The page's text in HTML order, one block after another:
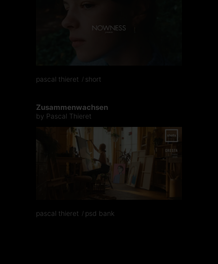
pascal thieret short
Zusammenwachsen
by Pascal Thieret
pascal thieret psd bank